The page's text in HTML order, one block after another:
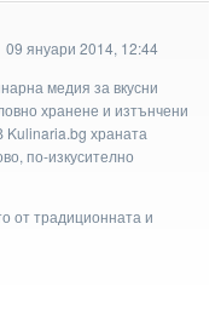
09 януари 2014, 12:44
медия за вкусни
хранене и изтънчени
Kulinaria.bg храната
по-изкусително
от традиционната и